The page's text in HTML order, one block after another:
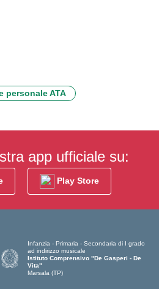
personale ATA
app ufficiale su:
Play Store
Infanzia - Primaria - Secondaria di I grado
ad indirizzo musicale
Istituto Comprensivo "De Gasperi - De
Vita"
Marsala (TP)